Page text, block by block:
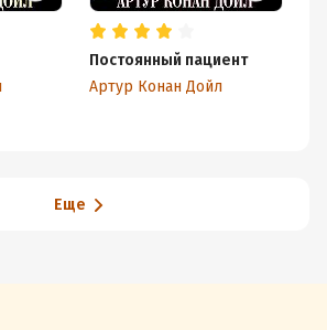
Постоянный пациент
Артур Конан Дойл
Еще